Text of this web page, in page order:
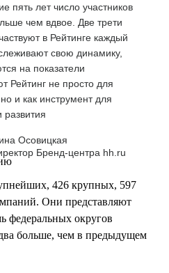
пять лет число участников
чем вдвое. Две трети
в Рейтинге каждый
свою динамику,
на показатели
Рейтинг не просто для
и как инструмент для
развития
Осовицкая
Бренд-центра hh.ru
426 крупных, 597
Они представляют
федеральных округов
больше, чем в предыдущем